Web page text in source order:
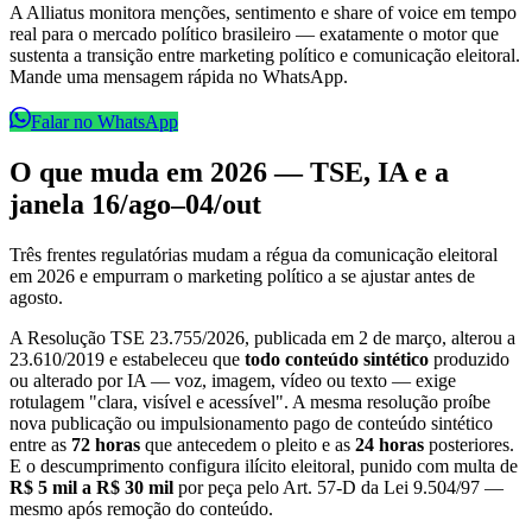
A Alliatus monitora menções, sentimento e share of voice em tempo
real para o mercado político brasileiro — exatamente o motor que
sustenta a transição entre marketing político e comunicação eleitoral.
Mande uma mensagem rápida no WhatsApp.
Falar no WhatsApp
O que muda em 2026 — TSE, IA e a
janela 16/ago–04/out
Três frentes regulatórias mudam a régua da comunicação eleitoral
em 2026 e empurram o marketing político a se ajustar antes de
agosto.
A Resolução TSE 23.755/2026, publicada em 2 de março, alterou a
23.610/2019 e estabeleceu que todo conteúdo sintético produzido
ou alterado por IA — voz, imagem, vídeo ou texto — exige
rotulagem "clara, visível e acessível". A mesma resolução proíbe
nova publicação ou impulsionamento pago de conteúdo sintético
entre as 72 horas que antecedem o pleito e as 24 horas posteriores.
E o descumprimento configura ilícito eleitoral, punido com multa de
R$ 5 mil a R$ 30 mil por peça pelo Art. 57-D da Lei 9.504/97 —
mesmo após remoção do conteúdo.